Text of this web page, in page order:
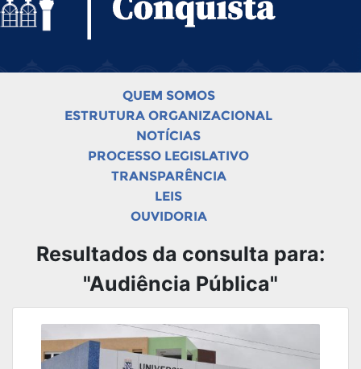
QUEM SOMOS
ESTRUTURA ORGANIZACIONAL
NOTÍCIAS
PROCESSO LEGISLATIVO
TRANSPARÊNCIA
LEIS
OUVIDORIA
Resultados da consulta para:
"Audiência Pública"